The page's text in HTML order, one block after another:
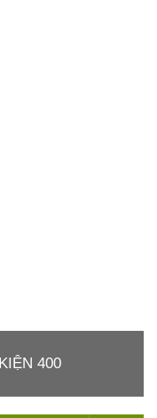
400